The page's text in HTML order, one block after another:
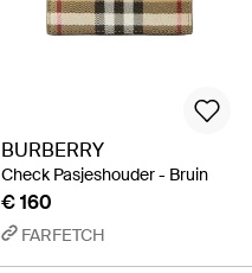
BURBERRY
Check Pasjeshouder - Bruin
€ 160
FARFETCH